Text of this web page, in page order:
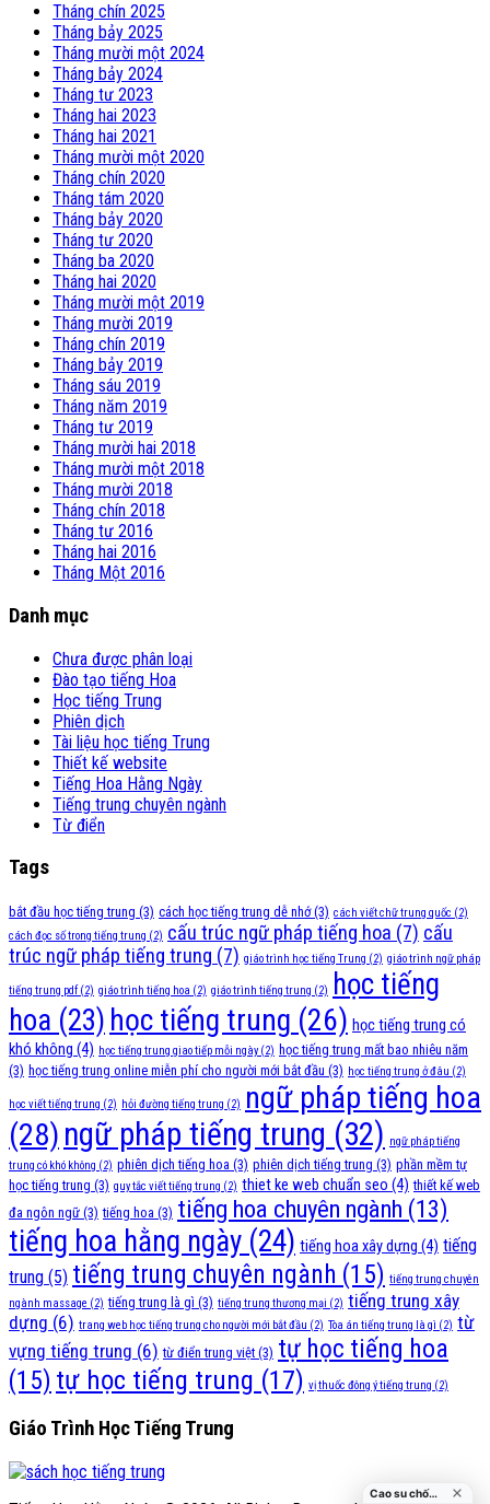
Tháng chín 2025
Tháng bảy 2025
Tháng mười một 2024
Tháng bảy 2024
Tháng tư 2023
Tháng hai 2023
Tháng hai 2021
Tháng mười một 2020
Tháng chín 2020
Tháng tám 2020
Tháng bảy 2020
Tháng tư 2020
Tháng ba 2020
Tháng hai 2020
Tháng mười một 2019
Tháng mười 2019
Tháng chín 2019
Tháng bảy 2019
Tháng sáu 2019
Tháng năm 2019
Tháng tư 2019
Tháng mười hai 2018
Tháng mười một 2018
Tháng mười 2018
Tháng chín 2018
Tháng tư 2016
Tháng hai 2016
Tháng Một 2016
Danh mục
Chưa được phân loại
Đào tạo tiếng Hoa
Học tiếng Trung
Phiên dịch
Tài liệu học tiếng Trung
Thiết kế website
Tiếng Hoa Hằng Ngày
Tiếng trung chuyên ngành
Từ điển
Tags
bắt đầu học tiếng trung (3) cách học tiếng trung dễ nhớ(3) cách viết chữ trung quốc (2)
cách đọc số trong tiếng trung (2) cấu trúc ngữ pháp tiếng hoa (7) cấu
trúc ngữ pháp tiếng trung (7) giáo trình học tiếng Trung (2) giáo trình ngữ pháp
tiếng trung pdf (2) giáo trình tiếng hoa (2) giáo trình tiếng trung (2)
học tiếng
hoa (23) học tiếng trung (26) học tiếng trung có
khó không (4) học tiếng trung giao tiếp mỗi ngày(2) học tiếng trung mất bao nhiêu năm
(3) học tiếng trung online miễn phí cho người mới bắt đầu (3) học tiếng trung ở đâu (2)
học viết tiếng trung (2) hỏi đường tiếng trung (2) ngữ pháp tiếng hoa
(28) ngữ pháp tiếng trung (32) ngữ pháp tiếng
trung có khó không (2) phiên dịch tiếng hoa (3) phiên dịch tiếng trung (3) phần mềm tự
học tiếng trung (3) quy tắc viết tiếng trung (2) thiet ke web chuẩn seo (4) thiết kế web
đa ngôn ngữ (3) tiếng hoa (3) tiếng hoa chuyên ngành (13)
tiếng hoa hằng ngày (24) tiếng hoa xây dựng (4) tiếng
trung (5) tiếng trung chuyên ngành (15) tiếng trung chuyên
ngành massage (2) tiếng trung là gì (3) tiếng trung thương mại (2) tiếng trung xây
dựng (6) trang web học tiếng trung cho người mới bắt đầu (2) Tòa án tiếng trung là gì (2) từ
vựng tiếng trung (6) từ điển trung việt (3) tự học tiếng hoa
(15) tự học tiếng trung (17) vị thuốc đông ý tiếng trung (2)
Giáo Trình Học Tiếng Trung
Cao su chống va đập cửa